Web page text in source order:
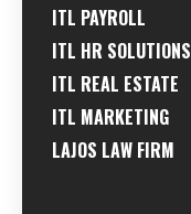
ITL PAYROLL
ITL HR SOLUTIONS
ITL REAL ESTATE
ITL MARKETING
LAJOS LAW FIRM